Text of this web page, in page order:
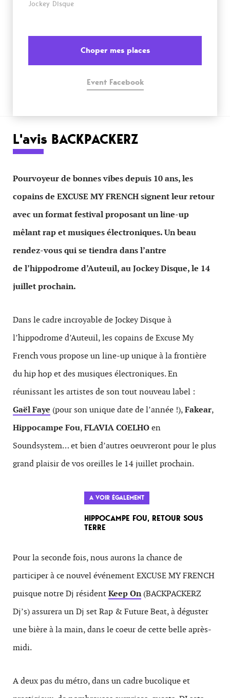
Jockey Disque
Choper mes places
Event Facebook
L'avis BACKPACKERZ
Pourvoyeur de bonnes vibes depuis 10 ans, les
copains de EXCUSE MY FRENCH signent leur retour
avec un format festival proposant un line-up
mêlant rap et musiques électroniques. Un beau
rendez-vous qui se tiendra dans l’antre
de l’hippodrome d’Auteuil, au Jockey Disque, le 14
juillet prochain.
Dans le cadre incroyable de Jockey Disque à
l’hippodrome d’Auteuil, les copains de Excuse My
French vous propose un line-up unique à la frontière
du hip hop et des musiques électroniques. En
réunissant les artistes de son tout nouveau label :
Gaël Faye (pour son unique date de l’année !),Fakear,
Hippocampe Fou,FLAVIA COELHOen
Soundsystem… et bien d’autres oeuvreront pour le plus
grand plaisir de vos oreilles le 14 juillet prochain.
A VOIR ÉGALEMENT
HIPPOCAMPE FOU, RETOUR SOUS
TERRE
Pour la seconde fois, nous aurons la chance de
participer à ce nouvel événement EXCUSE MY FRENCH
puisque notre Dj résidentKeep On(BACKPACKERZ
Dj’s) assurera un Dj set Rap & Future Beat, à déguster
une bière à la main, dans le coeur de cette belle après-
midi.
A deux pas du métro, dans un cadre bucolique et